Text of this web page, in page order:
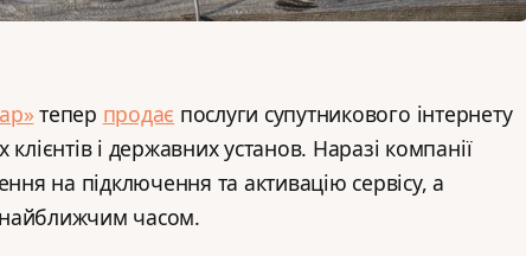
тепер продає послуги супутникового інтернету
і державних установ. Наразі компанії
на підключення та активацію сервісу, а
часом.